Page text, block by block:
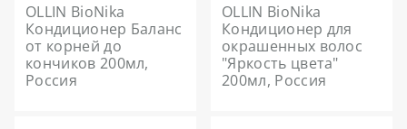
OLLIN BioNika
Кондиционер Баланс
от корней до
кончиков 200мл,
Россия
OLLIN BioNika
Кондиционер для
окрашенных волос
"Яркость цвета"
200мл, Россия